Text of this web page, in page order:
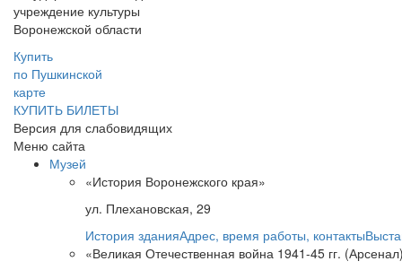
учреждение культуры
Воронежской области
Купить
по Пушкинской
карте
КУПИТЬ БИЛЕТЫ
Версия для слабовидящих
Меню сайта
Музей
«История Воронежского края»
ул. Плехановская, 29
История зданияАдрес, время работы, контакты
«Великая Отечественная война 1941-45 гг.